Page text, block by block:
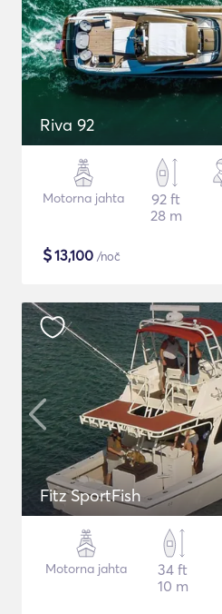
Riva 92
Motorna jahta
92 ft
28 m
$13,100 /noč
Fitz SportFish
Motorna jahta
34 ft
10 m